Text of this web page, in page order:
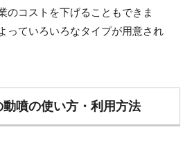
のコストを下げることもできま
っていろいろなタイプが用意され
噴の使い方・利用方法